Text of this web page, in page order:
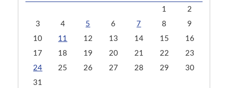
1
2
3
4 5 6 7 8
9
10
11 12 13 14 15
16
17
18 19 20 21 22
23
24
25 26 27 28 29
30
31